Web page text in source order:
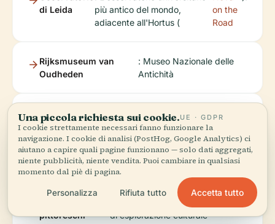
di Leida
più antico del mondo,
adiacente all'Hortus (
on the
Road
Rijksmuseum van
Oudheden
: Museo Nazionale delle
Antichità
Pieterskerk : Storica chiesa gotica
Biblioteca Universitaria di Leida
pittoreschi
: Perfetti per una giornata intera
di esplorazione culturale
Una piccola richiesta sui cookie.UE · GDPR
I cookie strettamente necessari fanno funzionare la
navigazione. I cookie di analisi (PostHog, Google Analytics) ci
aiutano a capire quali pagine funzionano — solo dati aggregati,
niente pubblicità, niente vendita. Puoi cambiare in qualsiasi
momento dal piè di pagina.
Personalizza Rifiuta tutto Accetta tutto